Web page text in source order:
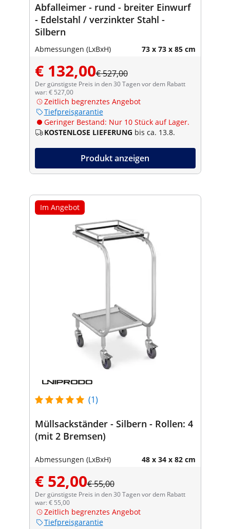
Abfalleimer - rund - breiter Einwurf
- Edelstahl / verzinkter Stahl -
Silbern
Abmessungen (LxBxH) 73 x 73 x 85 cm
€ 132,00€ 527,00
Der günstigste Preis in den 30 Tagen vor dem Rabatt
war: € 527,00
Zeitlich begrenztes Angebot
Tiefpreisgarantie
Geringer Bestand: Nur 10 Stück auf Lager.
KOSTENLOSE LIEFERUNG bis ca. 13.8.
Produkt anzeigen
Im Angebot
(1)
Müllsackständer - Silbern - Rollen: 4
(mit 2 Bremsen)
Abmessungen (LxBxH) 48 x 34 x 82 cm
€ 52,00€ 55,00
Der günstigste Preis in den 30 Tagen vor dem Rabatt
war: € 55,00
Zeitlich begrenztes Angebot
Tiefpreisgarantie